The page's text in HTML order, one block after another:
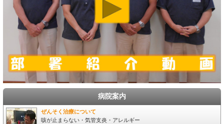
病院案内
ぜんそく治療について
咳が止まらない・気管支炎・アレルギー